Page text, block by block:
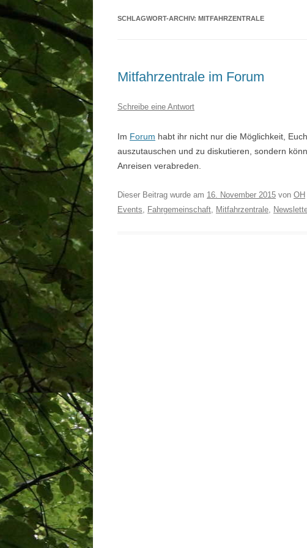
SCHLAGWORT-ARCHIV: MITFAHRZENTRALE
Mitfahrzentrale im Forum
Schreibe eine Antwort
Im Forum habt ihr nicht nur die Möglichkeit,
auszutauschen und zu diskutieren, sondern
Anreisen verabreden.
Dieser Beitrag wurde am 16. November 2015 von OH
Events, Fahrgemeinschaft, Mitfahrzentrale,